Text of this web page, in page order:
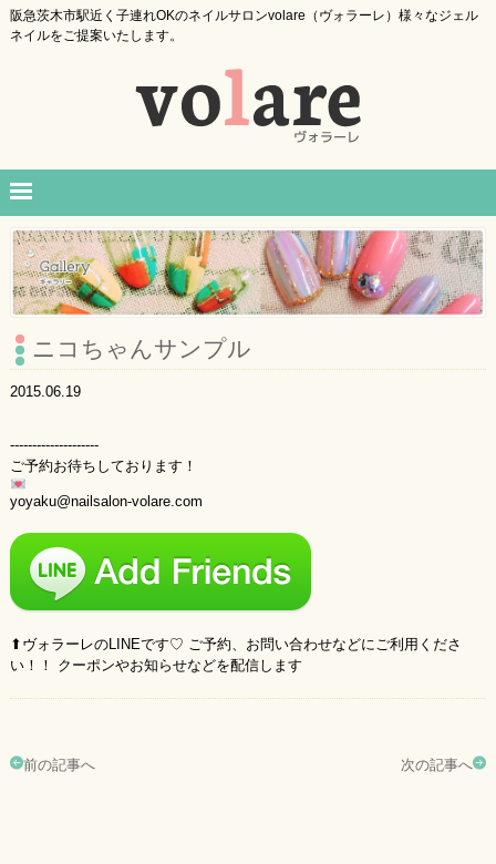
阪急茨木市駅近く子連れOKのネイルサロンvolare（ヴォラーレ）様々なジェル
ネイルをご提案いたします。
ニコちゃんサンプル
2015.06.19
--------------------
ご予約お待ちしております！
yoyaku@nailsalon-volare.com
⬆︎ヴォラーレのLINEです♡ ご予約、お問い合わせなどにご利用くださ
い！！ クーポンやお知らせなどを配信します
前の記事へ 次の記事へ